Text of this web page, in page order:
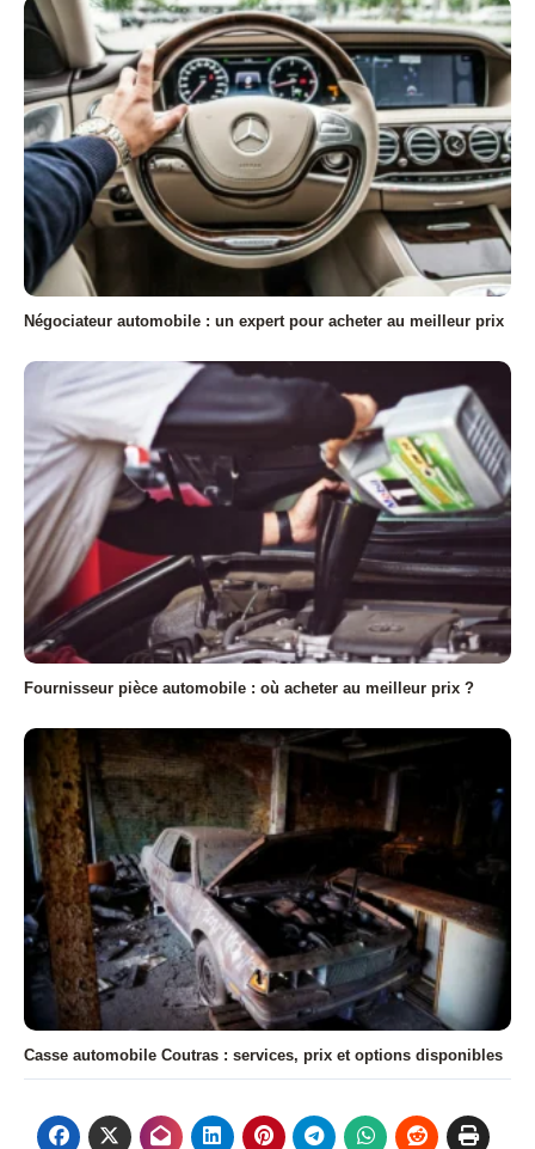
Négociateur automobile : un expert pour acheter au meilleur prix
Fournisseur pièce automobile : où acheter au meilleur prix ?
Casse automobile Coutras : services, prix et options disponibles